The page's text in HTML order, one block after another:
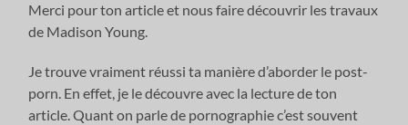
Merci pour ton article et nous faire découvrir les travaux
de Madison Young.
Je trouve vraiment réussi ta manière d’aborder le post-
porn. En effet, je le découvre avec la lecture de ton
article. Quant on parle de pornographie c’est souvent